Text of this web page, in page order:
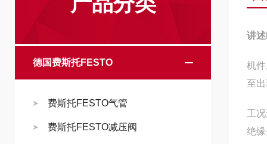
德国费斯托FESTO
费斯托FESTO气管
费斯托FESTO减压阀
讲
机
至
工
绝